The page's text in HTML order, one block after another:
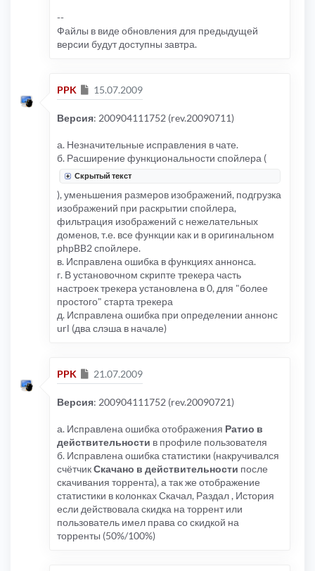
--
Файлы в виде обновления для предыдущей
версии будут доступны завтра.
PPK Сообщение
15.07.2009
Версия: 200904111752 (rev.20090711)
а. Незначительные исправления в чате.
б. Расширение функциональности спойлера (
Скрытый текст
), уменьшения размеров изображений, подгрузка
изображений при раскрытии спойлера,
фильтрация изображений с нежелательных
доменов, т.е. все функции как и в оригинальном
phpBB2 спойлере.
в. Исправлена ошибка в функциях аннонса.
г. В установочном скрипте трекера часть
настроек трекера установлена в 0, для "более
простого" старта трекера
д. Исправлена ошибка при определении аннонс
url (два слэша в начале)
PPK Сообщение
21.07.2009
Версия: 200904111752 (rev.20090721)
а. Исправлена ошибка отображения Ратио в
действительности в профиле пользователя
б. Исправлена ошибка статистики (накручивался
счётчикСкачано в действительности после
скачивания торрента), а так же отображение
статистики в колонках Скачал, Раздал , История
если действовала скидка на торрент или
пользователь имел права со скидкой на
торренты (50%/100%)